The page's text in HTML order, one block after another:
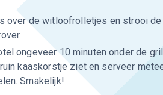
over de witloofrolletjes en strooi de
ongeveer 10 minuten onder de
kaaskorstje ziet en serveer
Smakelijk!